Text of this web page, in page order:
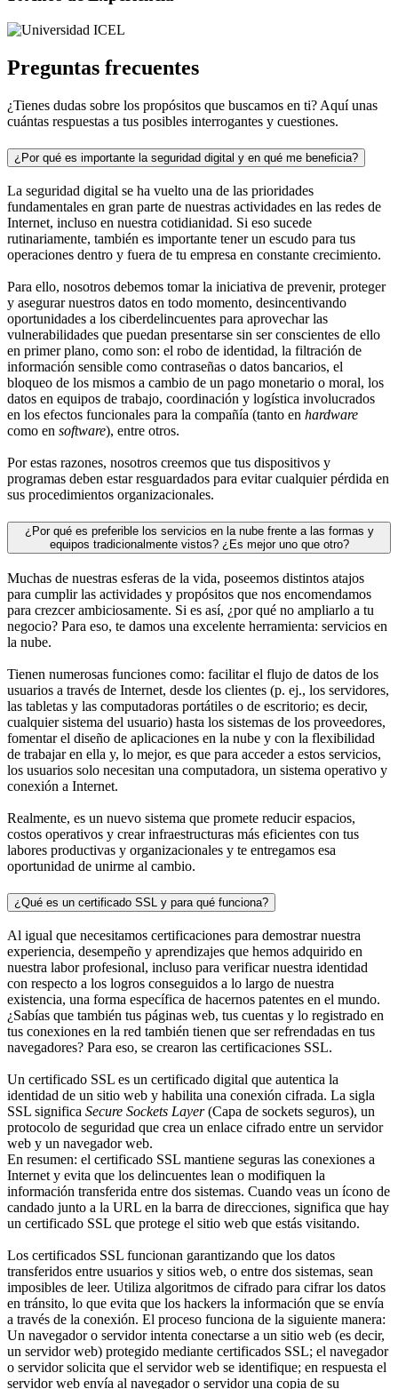
Preguntas frecuentes
¿Tienes dudas sobre los propósitos que buscamos en ti? Aquí unas
cuántas respuestas a tus posibles interrogantes y cuestiones.
¿Por qué es importante la seguridad digital y en qué me beneficia?
La seguridad digital se ha vuelto una de las prioridades
fundamentales en gran parte de nuestras actividades en las redes de
Internet, incluso en nuestra cotidianidad. Si eso sucede
rutinariamente, también es importante tener un escudo para tus
operaciones dentro y fuera de tu empresa en constante crecimiento.
Para ello, nosotros debemos tomar la iniciativa de prevenir, proteger
y asegurar nuestros datos en todo momento, desincentivando
oportunidades a los ciberdelincuentes para aprovechar las
vulnerabilidades que puedan presentarse sin ser conscientes de ello
en primer plano, como son: el robo de identidad, la filtración de
información sensible como contraseñas o datos bancarios, el
bloqueo de los mismos a cambio de un pago monetario o moral, los
datos en equipos de trabajo, coordinación y logística involucrados
en los efectos funcionales para la compañía (tanto en hardware
como en software), entre otros.
Por estas razones, nosotros creemos que tus dispositivos y
programas deben estar resguardados para evitar cualquier pérdida en
sus procedimientos organizacionales.
¿Por qué es preferible los servicios en la nube frente a las formas y
equipos tradicionalmente vistos? ¿Es mejor uno que otro?
Muchas de nuestras esferas de la vida, poseemos distintos atajos
para cumplir las actividades y propósitos que nos encomendamos
para crezcer ambiciosamente. Si es así, ¿por qué no ampliarlo a tu
negocio? Para eso, te damos una excelente herramienta: servicios en
la nube.
Tienen numerosas funciones como: facilitar el flujo de datos de los
usuarios a través de Internet, desde los clientes (p. ej., los servidores,
las tabletas y las computadoras portátiles o de escritorio; es decir,
cualquier sistema del usuario) hasta los sistemas de los proveedores,
fomentar el diseño de aplicaciones en la nube y con la flexibilidad
de trabajar en ella y, lo mejor, es que para acceder a estos servicios,
los usuarios solo necesitan una computadora, un sistema operativo y
conexión a Internet.
Realmente, es un nuevo sistema que promete reducir espacios,
costos operativos y crear infraestructuras más eficientes con tus
labores productivas y organizacionales y te entregamos esa
oportunidad de unirme al cambio.
¿Qué es un certificado SSL y para qué funciona?
Al igual que necesitamos certificaciones para demostrar nuestra
experiencia, desempeño y aprendizajes que hemos adquirido en
nuestra labor profesional, incluso para verificar nuestra identidad
con respecto a los logros conseguidos a lo largo de nuestra
existencia, una forma específica de hacernos patentes en el mundo.
¿Sabías que también tus páginas web, tus cuentas y lo registrado en
tus conexiones en la red también tienen que ser refrendadas en tus
navegadores? Para eso, se crearon las certificaciones SSL.
Un certificado SSL es un certificado digital que autentica la
identidad de un sitio web y habilita una conexión cifrada. La sigla
SSL significa Secure Sockets Layer(Capa de sockets seguros), un
protocolo de seguridad que crea un enlace cifrado entre un servidor
web y un navegador web.
En resumen: el certificado SSL mantiene seguras las conexiones a
Internet y evita que los delincuentes lean o modifiquen la
información transferida entre dos sistemas. Cuando veas un ícono de
candado junto a la URL en la barra de direcciones, significa que hay
un certificado SSL que protege el sitio web que estás visitando.
Los certificados SSL funcionan garantizando que los datos
transferidos entre usuarios y sitios web, o entre dos sistemas, sean
imposibles de leer. Utiliza algoritmos de cifrado para cifrar los datos
en tránsito, lo que evita que los hackers la información que se envía
a través de la conexión. El proceso funciona de la siguiente manera:
Un navegador o servidor intenta conectarse a un sitio web (es decir,
un servidor web) protegido mediante certificados SSL; el navegador
o servidor solicita que el servidor web se identifique; en respuesta el
servidor web envía al navegador o servidor una copia de su